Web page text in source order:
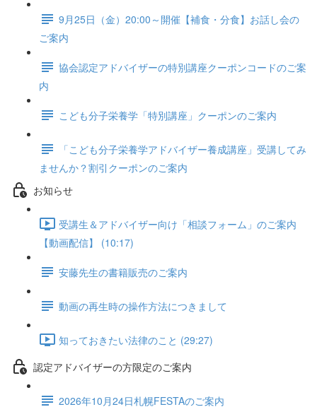
9月25日（金）20:00～開催【補食・分食】お話し会の
ご案内
協会認定アドバイザーの特別講座クーポンコードのご案
内
こども分子栄養学「特別講座」クーポンのご案内
「こども分子栄養学アドバイザー養成講座」受講してみ
ませんか？割引クーポンのご案内
お知らせ
受講生＆アドバイザー向け「相談フォーム」のご案内
【動画配信】 (10:17)
安藤先生の書籍販売のご案内
動画の再生時の操作方法につきまして
知っておきたい法律のこと (29:27)
認定アドバイザーの方限定のご案内
2026年10月24日札幌FESTAのご案内